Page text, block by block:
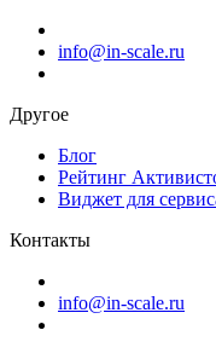
info@in-scale.ru
Другое
Блог
Рейтинг
Виджет для
Контакты
info@in-scale.ru